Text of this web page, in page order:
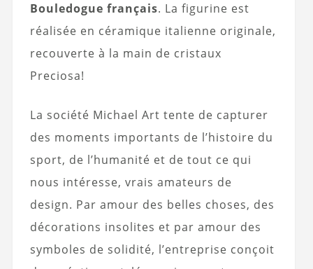
Bouledogue français. La figurine est
réalisée en céramique italienne originale,
recouverte à la main de cristaux
Preciosa!
La société Michael Art tente de capturer
des moments importants de l’histoire du
sport, de l’humanité et de tout ce qui
nous intéresse, vrais amateurs de
design. Par amour des belles choses, des
décorations insolites et par amour des
symboles de solidité, l’entreprise conçoit